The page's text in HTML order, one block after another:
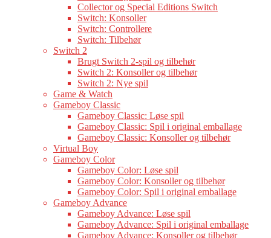
Collector og Special Editions Switch
Switch: Konsoller
Switch: Controllere
Switch: Tilbehør
Switch 2
Brugt Switch 2-spil og tilbehør
Switch 2: Konsoller og tilbehør
Switch 2: Nye spil
Game & Watch
Gameboy Classic
Gameboy Classic: Løse spil
Gameboy Classic: Spil i original emballage
Gameboy Classic: Konsoller og tilbehør
Virtual Boy
Gameboy Color
Gameboy Color: Løse spil
Gameboy Color: Konsoller og tilbehør
Gameboy Color: Spil i original emballage
Gameboy Advance
Gameboy Advance: Løse spil
Gameboy Advance: Spil i original emballage
Gameboy Advance: Konsoller og tilbehør